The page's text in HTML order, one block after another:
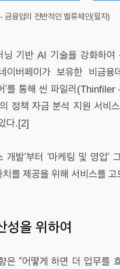
금융업의 전반적인 벨류체인(필자)
기반 AI 기술을 강화하
버페이가 보유한 비금융
‘를 통해 씬 파일러
정책 자금 분석 지원 서비
다.[2]
발’부터 ‘마케팅 및 영업’
를 제공을 위해 서비스를 고
성을 위하여
“어떻게 하면 더 업무를